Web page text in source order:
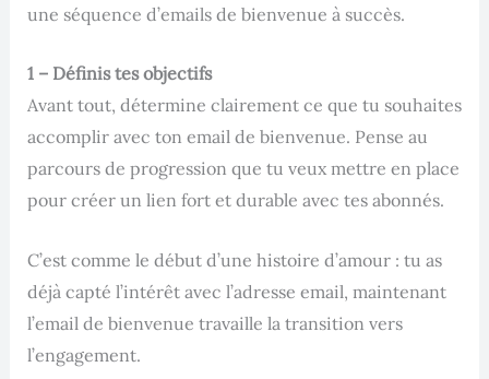
une séquence d’emails de bienvenue à succès.
1 – Définis tes objectifs
Avant tout, détermine clairement ce que tu souhaites
accomplir avec ton email de bienvenue. Pense au
parcours de progression que tu veux mettre en place
pour créer un lien fort et durable avec tes abonnés.
C’est comme le début d’une histoire d’amour : tu as
déjà capté l’intérêt avec l’adresse email, maintenant
l’email de bienvenue travaille la transition vers
l’engagement.